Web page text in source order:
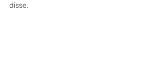
disse.